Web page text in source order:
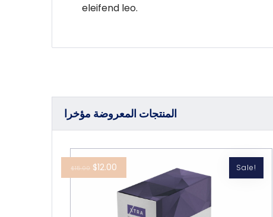
eleifend leo.
المنتجات المعروضة مؤخرا
$15.00 $12.00 Sale!